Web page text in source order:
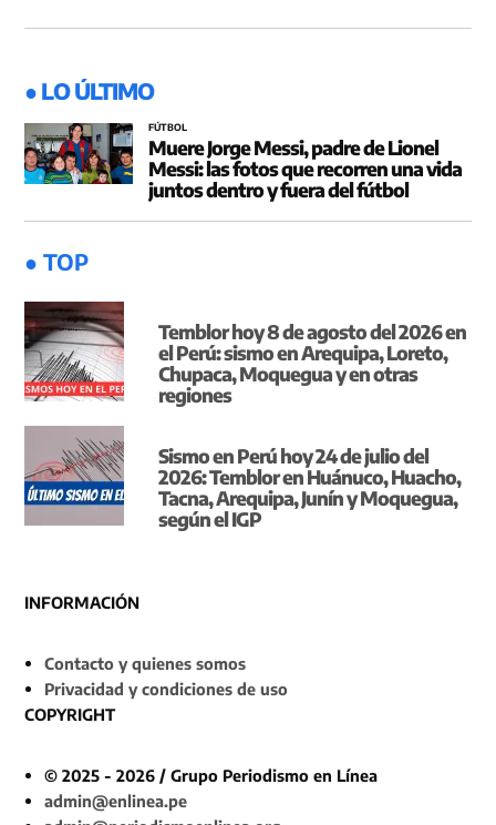
● LO ÚLTIMO
FÚTBOL
Muere Jorge Messi, padre de Lionel
Messi: las fotos que recorren una vida
juntos dentro y fuera del fútbol
● TOP
Temblor hoy 8 de agosto del 2026 en
el Perú: sismo en Arequipa, Loreto,
Chupaca, Moquegua y en otras
regiones
Sismo en Perú hoy 24 de julio del
2026: Temblor en Huánuco, Huacho,
Tacna, Arequipa, Junín y Moquegua,
según el IGP
INFORMACIÓN
Contacto y quienes somos
Privacidad y condiciones de uso
COPYRIGHT
© 2025 - 2026 / Grupo Periodismo en Línea
admin@enlinea.pe